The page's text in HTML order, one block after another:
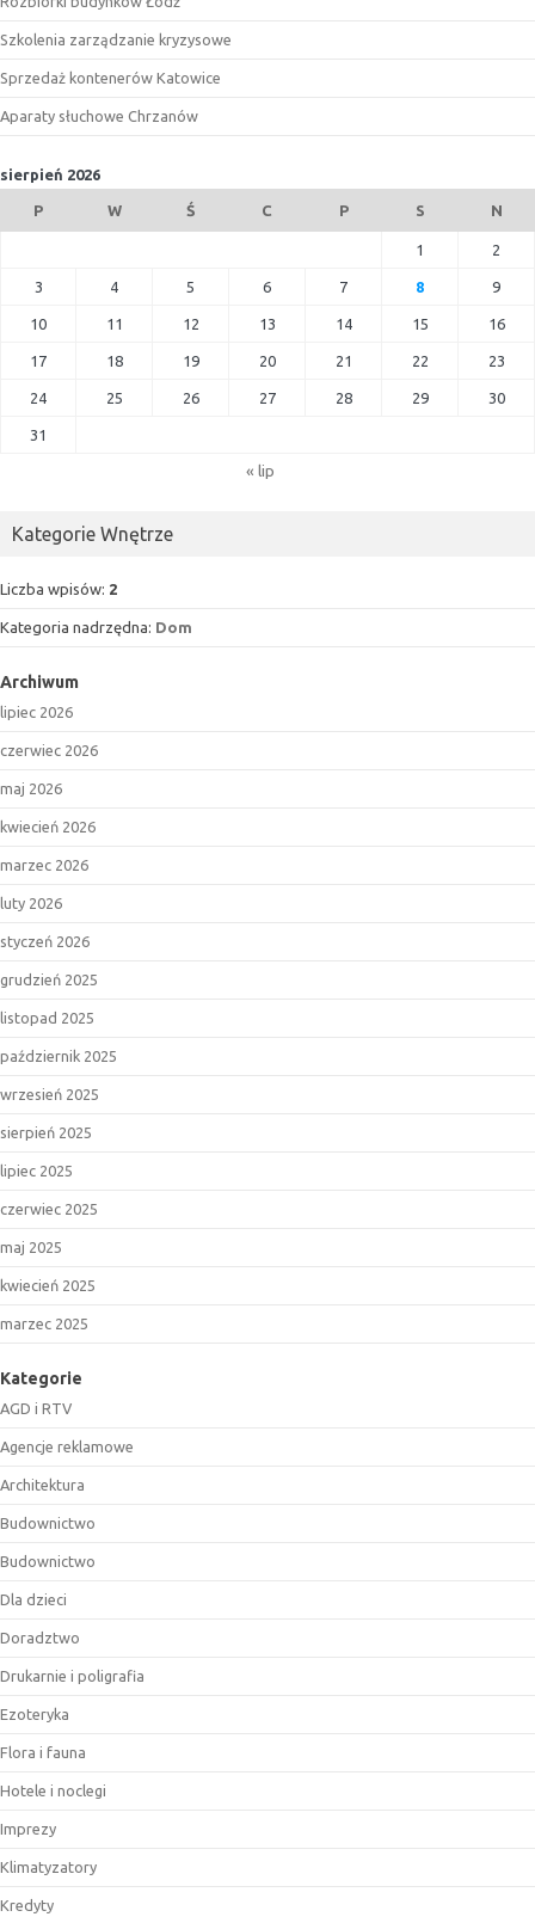
Szkolenia zarządzanie kryzysowe
Sprzedaż kontenerów Katowice
Aparaty słuchowe Chrzanów
sierpień 2026
P W Ś C P S N
1 2
3 4 5 6 7 8 9
10 11 12 13 14 15 16
17 18 19 20 21 22 23
24 25 26 27 28 29 30
31
« lip
Kategorie Wnętrze
Liczba wpisów: 2
Kategoria nadrzędna: Dom
Archiwum
lipiec 2026
czerwiec 2026
maj 2026
kwiecień 2026
marzec 2026
luty 2026
styczeń 2026
grudzień 2025
listopad 2025
październik 2025
wrzesień 2025
sierpień 2025
lipiec 2025
czerwiec 2025
maj 2025
kwiecień 2025
marzec 2025
Kategorie
AGD i RTV
Agencje reklamowe
Architektura
Budownictwo
Budownictwo
Dla dzieci
Doradztwo
Drukarnie i poligrafia
Ezoteryka
Flora i fauna
Hotele i noclegi
Imprezy
Klimatyzatory
Kredyty